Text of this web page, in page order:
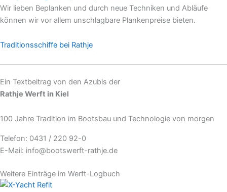
Wir lieben Beplanken und durch neue Techniken und Abläufe
können wir vor allem unschlagbare Plankenpreise bieten.
Traditionsschiffe bei Rathje
Ein Textbeitrag von den Azubis der
Rathje Werft in Kiel
100 Jahre Tradition im Bootsbau und Technologie von morgen
Telefon: 0431 / 220 92-0
E-Mail: info@bootswerft-rathje.de
Weitere Einträge im Werft-Logbuch